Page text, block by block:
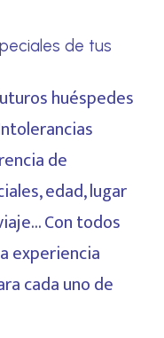
de tus
huéspedes
de
edad, lugar
Con todos
experiencia
cada uno de